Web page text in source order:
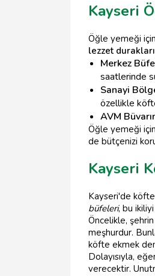
Kayseri
Öğle yemeği
lezzet durakları
Merkez
saatlerinde
Sanayi
özellikle
AVM
Öğle yemeği için
de bütçenizi
Kayseri
Kayseri'de
büfeleri, bu
Öncelikle,
meşhurdur.
köfte ekmek
Dolayısıyla,
verecektir.